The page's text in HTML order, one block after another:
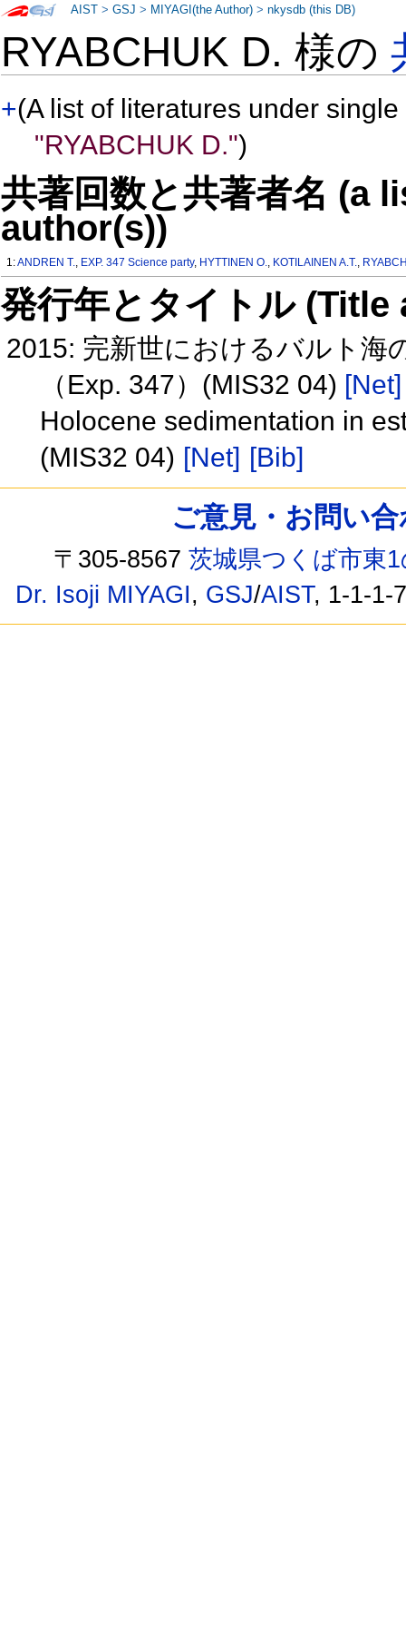
RYABCHUK D. 様の
+(A list of literatures under
"RYABCHUK D.")
共著回数と共著者名 (a
author(s))
1:ANDREN T., EXP. 347 Science party, HYTTINEN O., KOTILAINEN A.T.,
発行年とタイトル
2015: 完新世におけるバルト海
（Exp. 347）(MIS32 04) [Net]
Holocene sedimentation in
(MIS32 04) [Net] [Bib]
AIST >GSJ > MIYAGI(the Author) >nkysdb (this DB)
ご意見・お問い
〒305-8567茨城県つくば市東
Dr. Isoji MIYAGI, GSJ/AIST, 1-1-1-